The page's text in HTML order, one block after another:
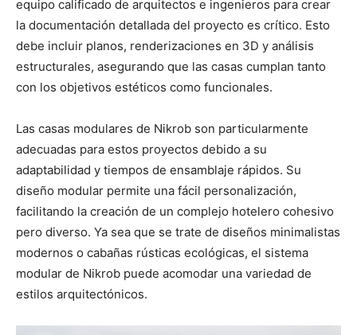
equipo calificado de arquitectos e ingenieros para crear
la documentación detallada del proyecto es crítico. Esto
debe incluir planos, renderizaciones en 3D y análisis
estructurales, asegurando que las casas cumplan tanto
con los objetivos estéticos como funcionales.
Las casas modulares de Nikrob son particularmente
adecuadas para estos proyectos debido a su
adaptabilidad y tiempos de ensamblaje rápidos. Su
diseño modular permite una fácil personalización,
facilitando la creación de un complejo hotelero cohesivo
pero diverso. Ya sea que se trate de diseños minimalistas
modernos o cabañas rústicas ecológicas, el sistema
modular de Nikrob puede acomodar una variedad de
estilos arquitectónicos.